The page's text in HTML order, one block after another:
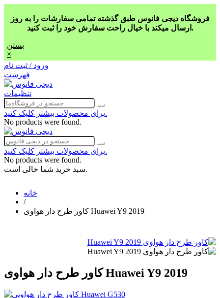
فروشگاه دیجی فانوس طبق گذشته تمامی سفارشات را به روز
ارسال میکند با خیال راحت سفارش خود را ثبت کنید.
بستن
×
ورود / ثبت نام
فهرست
تنظیمات
برای محصولات بیشتر کلیک کنید.
No products were found.
برای محصولات بیشتر کلیک کنید.
No products were found.
سبد خرید شما خالی است.
خانه
/
کاور طرح دار هواوی Huawei Y9 2019
کاور طرح دار هواوی Huawei Y9 2019